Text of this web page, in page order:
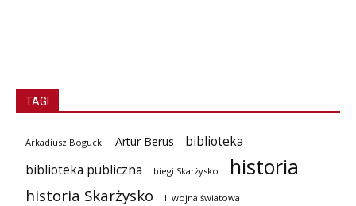
TAGI
Arkadiusz Bogucki Artur Berus
biblioteka
biblioteka publiczna
biegi Skarżysko historia
historia Skarżysko II wojna światowa